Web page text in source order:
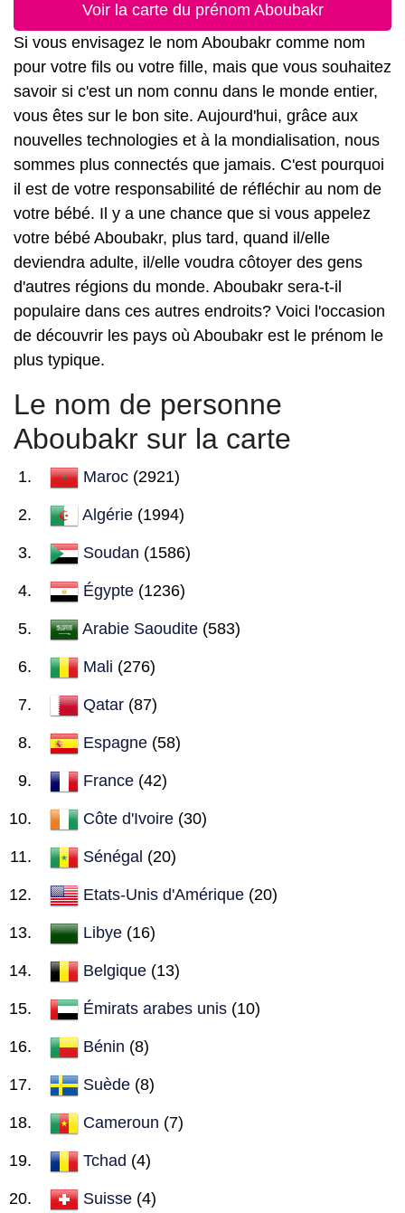
Voir la carte du prénom Aboubakr
Si vous envisagez le nom Aboubakr comme nom
pour votre fils ou votre fille, mais que vous souhaitez
savoir si c'est un nom connu dans le monde entier,
vous êtes sur le bon site. Aujourd'hui, grâce aux
nouvelles technologies et à la mondialisation, nous
sommes plus connectés que jamais. C'est pourquoi
il est de votre responsabilité de réfléchir au nom de
votre bébé. Il y a une chance que si vous appelez
votre bébé Aboubakr, plus tard, quand il/elle
deviendra adulte, il/elle voudra côtoyer des gens
d'autres régions du monde. Aboubakr sera-t-il
populaire dans ces autres endroits? Voici l'occasion
de découvrir les pays où Aboubakr est le prénom le
plus typique.
Le nom de personne
Aboubakr sur la carte
Maroc (2921)
Algérie (1994)
Soudan (1586)
Égypte (1236)
Arabie Saoudite (583)
Mali (276)
Qatar (87)
Espagne (58)
France (42)
Côte d'Ivoire (30)
Sénégal (20)
Etats-Unis d'Amérique (20)
Libye (16)
Belgique (13)
Émirats arabes unis (10)
Bénin (8)
Suède (8)
Cameroun (7)
Tchad (4)
Suisse (4)